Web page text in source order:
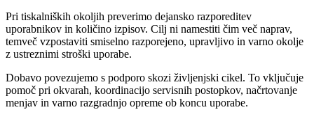
Pri tiskalniških okoljih preverimo dejansko razporeditev
uporabnikov in količino izpisov. Cilj ni namestiti čim več naprav,
temveč vzpostaviti smiselno razporejeno, upravljivo in varno okolje
z ustreznimi stroški uporabe.
Dobavo povezujemo s podporo skozi življenjski cikel. To vključuje
pomoč pri okvarah, koordinacijo servisnih postopkov, načrtovanje
menjav in varno razgradnjo opreme ob koncu uporabe.